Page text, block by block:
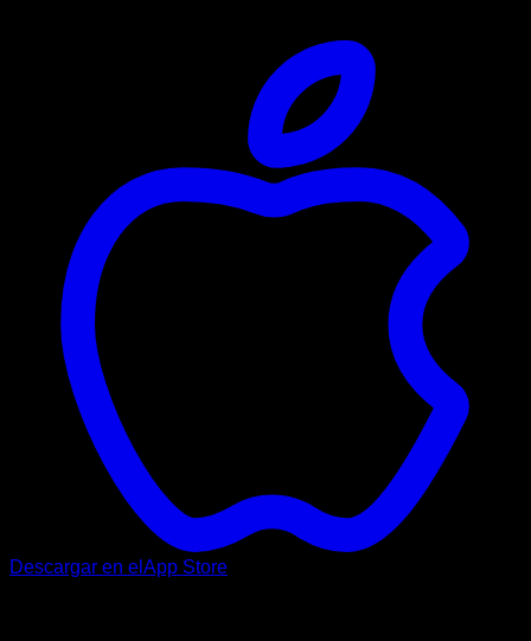
Descargar en el App Store